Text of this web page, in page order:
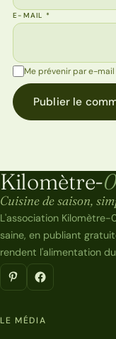
E-MAIL*
Me prévenir par e-
Publier le
Kilomètre-0
Kilomètre-0
Cuisine de saison,
L'association Kilomètre-
saine, en publiant
rendent l'alimentation
LE MÉDIA